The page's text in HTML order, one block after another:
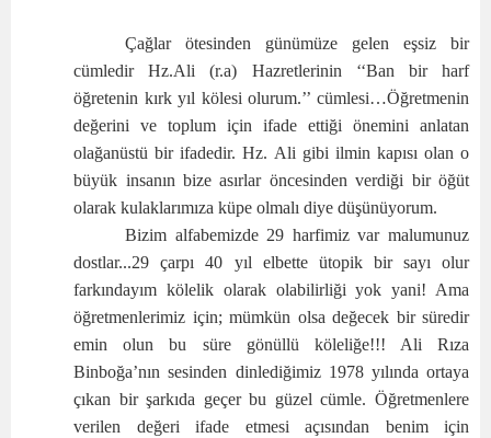
Çağlar ötesinden günümüze gelen eşsiz bir
cümledir Hz.Ali (r.a) Hazretlerinin ‘‘Ban bir harf
öğretenin kırk yıl kölesi olurum.’’ cümlesi…Öğretmenin
değerini ve toplum için ifade ettiği önemini anlatan
olağanüstü bir ifadedir. Hz. Ali gibi ilmin kapısı olan o
büyük insanın bize asırlar öncesinden verdiği bir öğüt
olarak kulaklarımıza küpe olmalı diye düşünüyorum.
Bizim alfabemizde 29 harfimiz var malumunuz
dostlar...29 çarpı 40 yıl elbette ütopik bir sayı olur
farkındayım kölelik olarak olabilirliği yok yani! Ama
öğretmenlerimiz için; mümkün olsa değecek bir süredir
emin olun bu süre gönüllü köleliğe!!! Ali Rıza
Binboğa’nın sesinden dinlediğimiz 1978 yılında ortaya
çıkan bir şarkıda geçer bu güzel cümle. Öğretmenlere
verilen değeri ifade etmesi açısından benim için